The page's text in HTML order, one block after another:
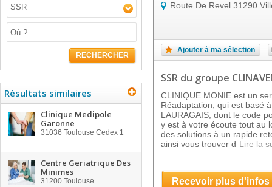
SSR
RECHERCHER
Résultats similaires
Clinique Medipole
Garonne
31036 Toulouse Cedex 1
Centre Geriatrique Des
Minimes
31200 Toulouse
Route De Revel 31290
Ajouter à ma sélection
SSR du groupe
CLINIQUE MONIE est un
Réadaptation, qui est basé
LAURAGAIS, dont le code
y est à votre écoute tout au
des solutions à un rapide
ainsi vous trouver d Lire la
Recevoir plus d'infos